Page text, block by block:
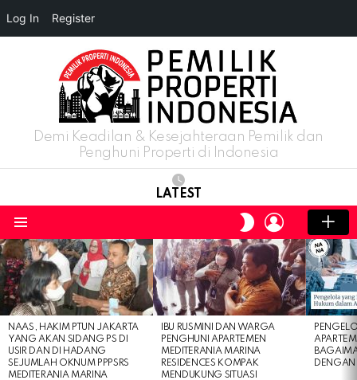
Demi Keadilan & Kesejahteraan Pemilik dan
Penghuni Properti di Indonesia
LATEST
SWITCH
SKIN
LOGIN
LATEST
STORIES
NAAS, HAKIM PTUN JAKARTA
YANG AKAN SIDANG PS DI
USIR DAN DI HADANG
SEJUMLAH OKNUM PPPSRS
MEDITERANIA MARINA
IBU RUSMINI DAN WARGA
PENGHUNI APARTEMEN
MEDITERANIA MARINA
RESIDENCES KOMPAK
MENDUKUNG SITUASI
DENGAN
Log In Register